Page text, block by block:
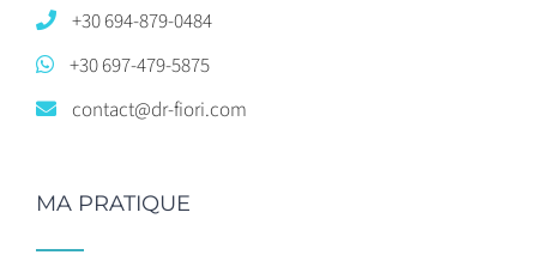
+30 694-879-0484
+30 697-479-5875
contact@dr-fiori.com
MA PRATIQUE